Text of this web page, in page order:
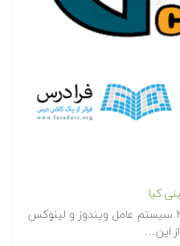
کیا
درکل هاست ها با استفاده از ۲ سیستم عامل ویندوز و لینوکس
این…